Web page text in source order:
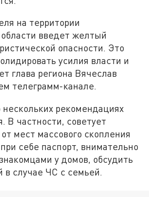
на территории
введет желтый
опасности. Это
усилия власти и
глава региона Вячеслав
телеграмм-канале.
нескольких рекомендациях
В частности, советует
мест массового скопления
себе паспорт, внимательно
у домов, обсудить
в случае ЧС с семьей.